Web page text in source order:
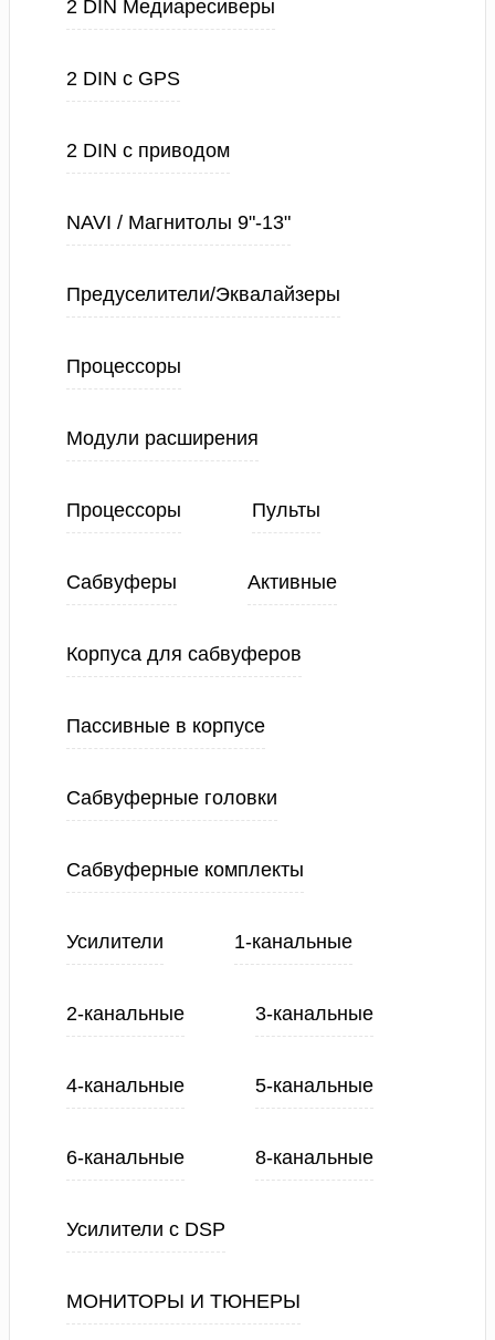
2 DIN Медиаресиверы
2 DIN с GPS
2 DIN с приводом
NAVI / Магнитолы 9"-13"
Предуселители/Эквалайзеры
Процессоры
Модули расширения
Процессоры Пульты
Сабвуферы Активные
Корпуса для сабвуферов
Пассивные в корпусе
Сабвуферные головки
Сабвуферные комплекты
Усилители 1-канальные
2-канальные 3-канальные
4-канальные 5-канальные
6-канальные 8-канальные
Усилители с DSP
МОНИТОРЫ И ТЮНЕРЫ